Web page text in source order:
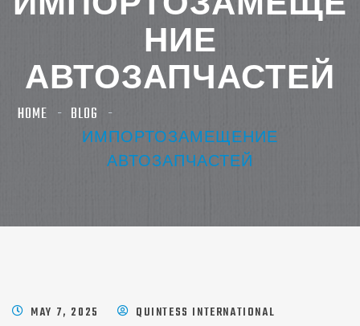
НИЕ
АВТОЗАПЧАСТЕЙ
HOME
BLOG
ИМПОРТОЗАМЕЩЕНИЕ
АВТОЗАПЧАСТЕЙ
MAY 7, 2025 QUINTESS INTERNATIONAL